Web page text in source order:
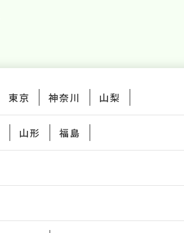
東京 神奈川 山梨
山形 福島